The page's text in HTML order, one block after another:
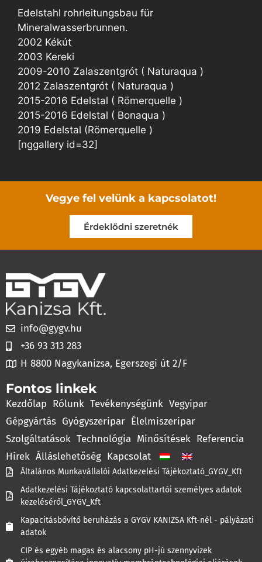
Edelstahl rohrleitungsbau für
Mineralwasserbrunnen.
2002 Kékút
2003 Kereki
2009-2010 Zalaszentgrót ( Naturaqua )
2012 Zalaszentgrót ( Naturaqua )
2015-2016 Edelstal ( Römerquelle )
2015-2016 Edelstal ( Bonaqua )
2019 Edelstal (Römerquelle )
[nggallery id=32]
Vegye fel velünk a kapcsolatot!
Érdeklődni szeretnék
info@gygv.hu
+36 93 313 283
H 8800 Nagykanizsa, Egerszegi út 2/F
Fontos linkek
Kezdőlap Rólunk Tevékenységünk Vegyipar
Gépgyártás Gyógyszeripar Élelmiszeripar
Szolgáltatások Technológia Minősítések Referencia
Hírek Álláslehetőség Kapcsolat
Általános Munkavállalói Adatkezelési Tájékoztató_GYGV_Kft
Adatkezelési Tájékoztató kapcsolattartói személyes adatok
kezeléséről_GYGV_Kft
Kapacitásbővítő beruházás a GYGV KANIZSA Kft-nél - pályázati
adatok
CIP és egyéb magas és alacsony pH-jú szennyvizek